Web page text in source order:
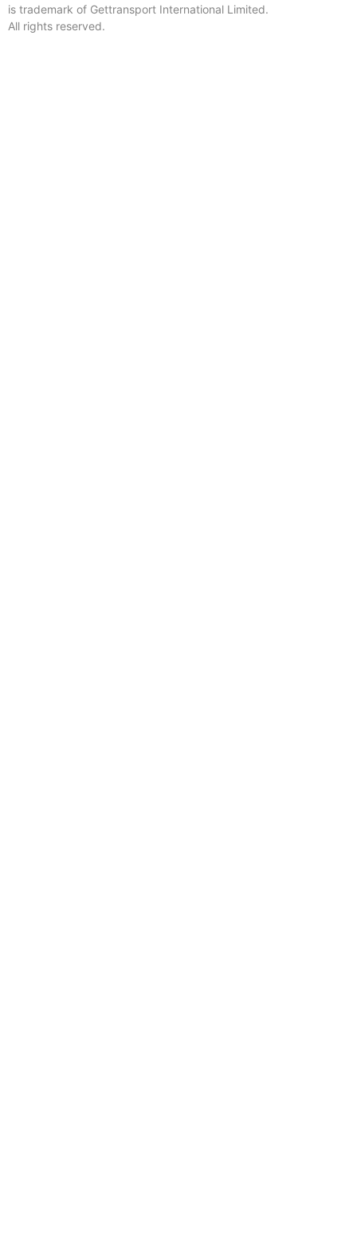
is trademark of Gettransport International Limited.
All rights reserved.